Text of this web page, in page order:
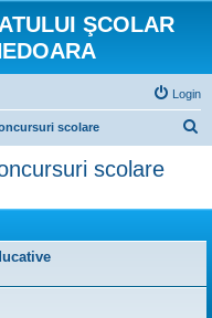
ŞCOLAR
Login
scolare
scolare